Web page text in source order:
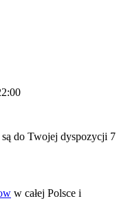
do Twojej dyspozycji 7
w całej Polsce i